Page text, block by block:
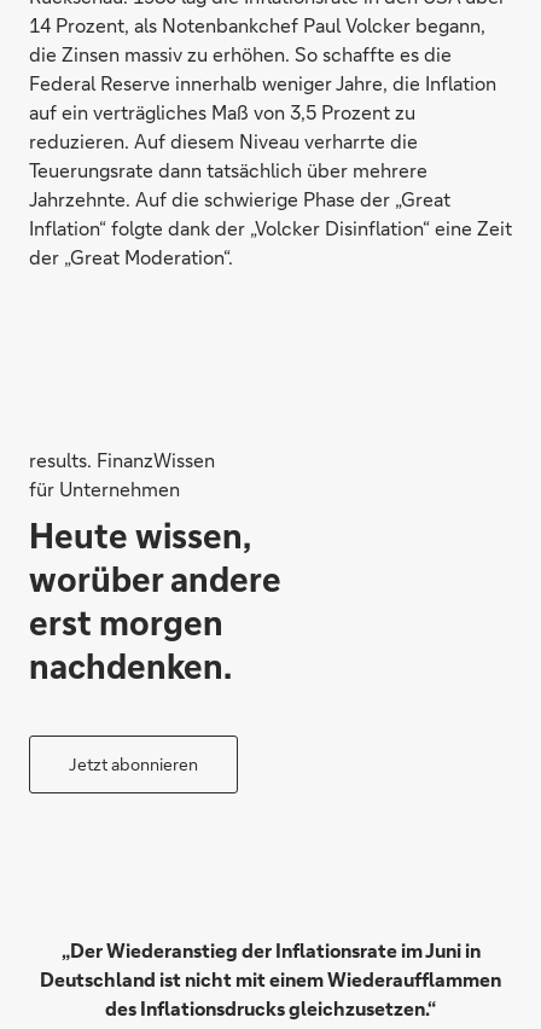
14 Prozent, als Notenbankchef Paul Volcker begann,
die Zinsen massiv zu erhöhen. So schaffte es die
Federal Reserve innerhalb weniger Jahre, die Inflation
auf ein verträgliches Maß von 3,5 Prozent zu
reduzieren. Auf diesem Niveau verharrte die
Teuerungsrate dann tatsächlich über mehrere
Jahrzehnte. Auf die schwierige Phase der „Great
Inflation“ folgte dank der „Volcker Disinflation“ eine Zeit
der „Great Moderation“.
results. FinanzWissen
für Unternehmen
Heute wissen,
worüber andere
erst morgen
nachdenken.
Jetzt abonnieren
„Der Wiederanstieg der Inflationsrate im Juni in
Deutschland ist nicht mit einem Wiederaufflammen
des Inflationsdrucks gleichzusetzen.“